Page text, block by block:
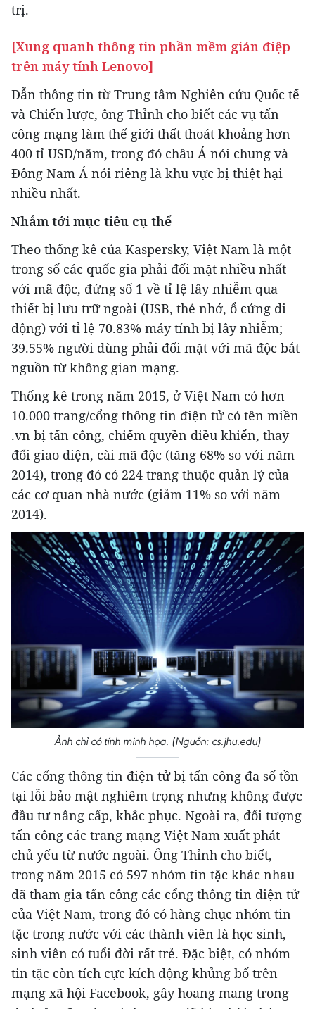
trị.
[Xung quanh thông tin phần mềm gián điệp
trên máy tính Lenovo]
Dẫn thông tin từ Trung tâm Nghiên cứu Quốc tế
và Chiến lược, ông Thỉnh cho biết các vụ tấn
công mạng làm thế giới thất thoát khoảng hơn
400 tỉ USD/năm, trong đó châu Á nói chung và
Đông Nam Á nói riêng là khu vực bị thiệt hại
nhiều nhất.
Nhắm tới mục tiêu cụ thể
Theo thống kê của Kaspersky, Việt Nam là một
trong số các quốc gia phải đối mặt nhiều nhất
với mã độc, đứng số 1 về tỉ lệ lây nhiễm qua
thiết bị lưu trữ ngoài (USB, thẻ nhớ, ổ cứng di
động) với tỉ lệ 70.83% máy tính bị lây nhiễm;
39.55% người dùng phải đối mặt với mã độc bắt
nguồn từ không gian mạng.
Thống kê trong năm 2015, ở Việt Nam có hơn
10.000 trang/cổng thông tin điện tử có tên miền
.vn bị tấn công, chiếm quyền điều khiển, thay
đổi giao diện, cài mã độc (tăng 68% so với năm
2014), trong đó có 224 trang thuộc quản lý của
các cơ quan nhà nước (giảm 11% so với năm
2014).
Ảnh chỉ có tính minh họa. (Nguồn: cs.jhu.edu)
Các cổng thông tin điện tử bị tấn công đa số tồn
tại lỗi bảo mật nghiêm trọng nhưng không được
đầu tư nâng cấp, khắc phục. Ngoài ra, đối tượng
tấn công các trang mạng Việt Nam xuất phát
chủ yếu từ nước ngoài. Ông Thỉnh cho biết,
trong năm 2015 có 597 nhóm tin tặc khác nhau
đã tham gia tấn công các cổng thông tin điện tử
của Việt Nam, trong đó có hàng chục nhóm tin
tặc trong nước với các thành viên là học sinh,
sinh viên có tuổi đời rất trẻ. Đặc biệt, có nhóm
tin tặc còn tích cực kích động khủng bố trên
mạng xã hội Facebook, gây hoang mang trong